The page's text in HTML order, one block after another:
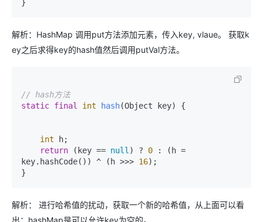
解析：HashMap 调用put方法添加元素，传入key, vlaue。 获取k
ey之后求得key的hash值然后调用putVal方法。
// hash方法
static final int hash(Object key) {
int h;
return (key == null ) ? 0 : (h =
key.hashCode()) ^ (h >>> 16);
解析： 进行哈希值的扰动，获取一个新的哈希值，从上面可以看
出：hashMap是可以允许key为空的。